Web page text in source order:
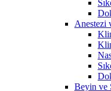
Anestezi
Beyin ve